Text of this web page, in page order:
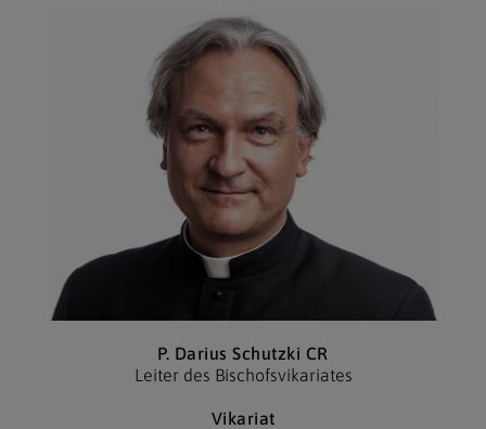
P. Darius Schutzki CR
Leiter des Bischofs­vikariates
Vikariat